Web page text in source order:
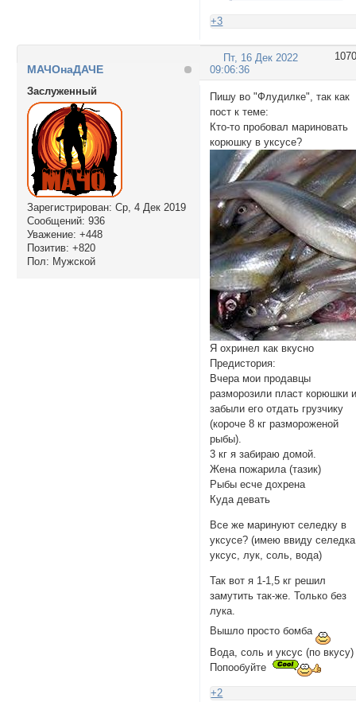
+3
1070
Пт, 16 Дек 2022
09:06:36
МАЧОнаДАЧЕ
Заслуженный
Зарегистрирован: Ср, 4 Дек 2019
Сообщений: 936
Уважение: +448
Позитив: +820
Пол: Мужской
Пишу во "Флудилке", так как
пост к теме:
Кто-то пробовал мариновать
корюшку в уксусе?
Я охринел как вкусно
Предистория:
Вчера мои продавцы
разморозили пласт корюшки
забыли его отдать грузчику
(короче 8 кг размороженой
рыбы).
3 кг я забираю домой.
Жена пожарила (тазик)
Рыбы есче дохрена
Куда девать
Все же маринуют селедку в
уксусе? (имею ввиду
уксус, лук, соль, вода)
Так вот я 1-1,5 кг решил
замутить так-же. Только без
лука.
Вышло просто бомба
Вода, соль и уксус (по вкусу)
Попообуйте
+2